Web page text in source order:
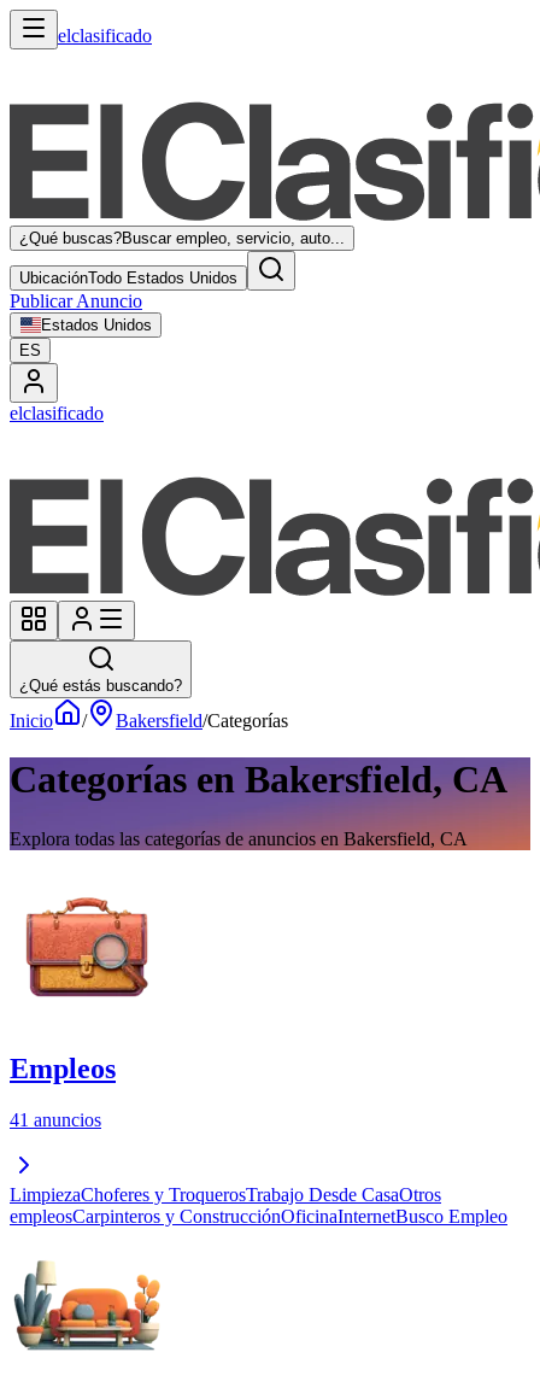
elclasificado
¿Qué buscas?Buscar empleo, servicio, auto...
UbicaciónTodo Estados Unidos
Publicar Anuncio
Estados Unidos
ES
elclasificado
¿Qué estás buscando?
Inicio / Bakersfield/Categorías
Categorías en Bakersfield, CA
Explora todas las categorías de anuncios en Bakersfield, CA
Empleos
41 anuncios
LimpiezaChoferes y TroquerosTrabajo Desde CasaOtros
empleosCarpinteros y ConstrucciónOficinaInternetBusco Empleo